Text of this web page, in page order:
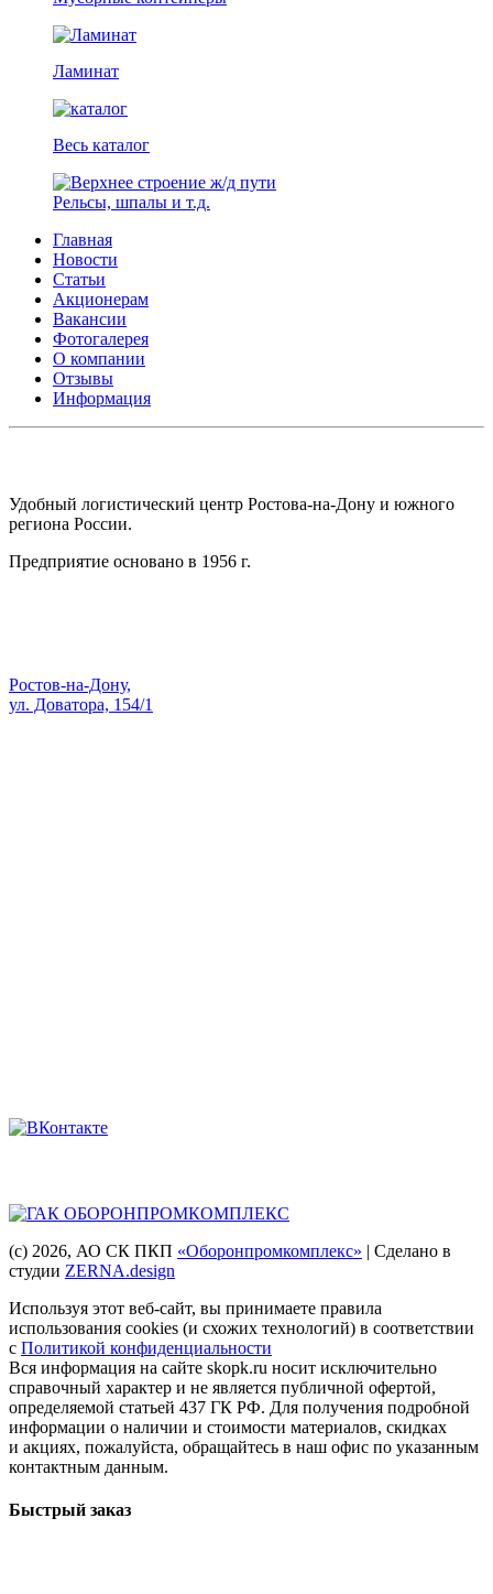
Ламинат
Весь каталог
Рельсы, шпалы и т.д.
Главная
Новости
Статьи
Акционерам
Вакансии
Фотогалерея
О компании
Отзывы
Информация
Удобный логистический центр Ростова-на-Дону и южного
региона России.
Предприятие основано в 1956 г.
Ростов-на-Дону,
ул. Доватора, 154/1
(с) 2026, АО СК ПКП «Оборонпромкомплекс» | Сделано в
студии ZERNA.design
Используя этот веб-сайт, вы принимаете правила
использования cookies (и схожих технологий) в соответствии
с Политикой конфиденциальности
Вся информация на сайте skopk.ru носит исключительно
справочный характер и не является публичной офертой,
определяемой статьей 437 ГК РФ. Для получения подробной
информации о наличии и стоимости материалов, скидках
и акциях, пожалуйста, обращайтесь в наш офис по указанным
контактным данным.
Быстрый заказ